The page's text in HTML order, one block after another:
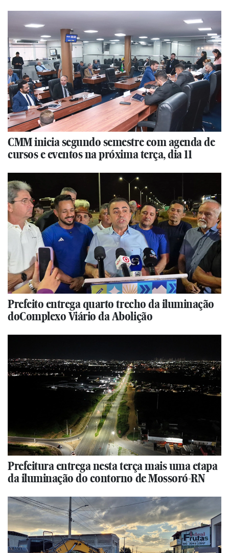
CMM inicia segundo semestre com agenda de
cursos e eventos na próxima terça, dia 11
Prefeito entrega quarto trecho da iluminação
doComplexo Viário da Abolição
Prefeitura entrega nesta terça mais uma etapa
da iluminação do contorno de Mossoró-RN